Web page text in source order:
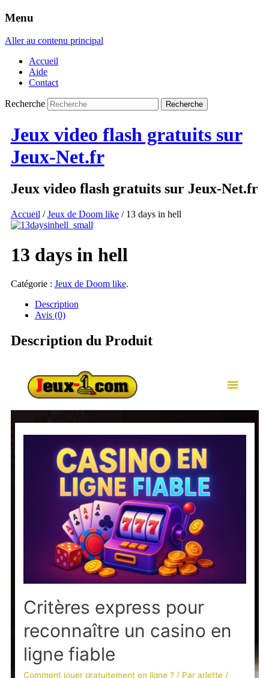
Menu
Aller au contenu principal
Accueil
Aide
Contact
Recherche
Jeux video flash gratuits sur
Jeux-Net.fr
Jeux video flash gratuits sur Jeux-Net.fr
Accueil /Jeux de Doom like/ 13 days in hell
13 days in hell
Catégorie : Jeux de Doom like.
Description
Avis (0)
Description du Produit